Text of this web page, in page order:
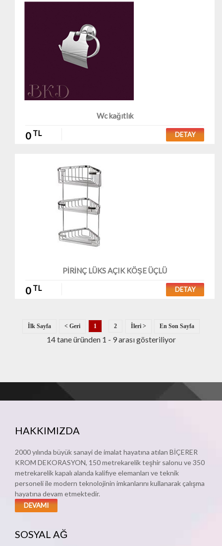
Wc kağıtlık
0 TL DETAY
PİRİNÇ LÜKS AÇIK KÖŞE ÜÇLÜ
0 TL DETAY
1 2
14 tane üründen 1 - 9 arası gösteriliyor
HAKKIMIZDA
2000 yılında büyük sanayi de imalat hayatına atılan BİÇERER
KROM DEKORASYON, 150 metrekarelik teşhir salonu ve 350
metrekarelik kapalı alanda kalifiye elemanları ve teknik
personeli ile modern teknolojinin imkanlarını kullanarak çalışma
hayatına devam etmektedir.
DEVAMI
SOSYAL AĞ